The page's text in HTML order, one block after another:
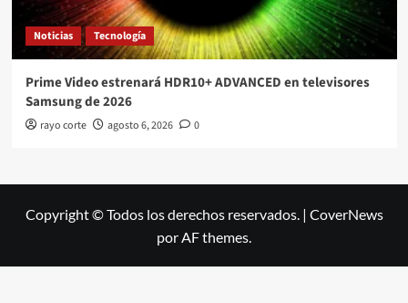
Noticias Tecnología
Prime Video estrenará HDR10+ ADVANCED en televisores
Samsung de 2026
rayo corte agosto 6, 2026 0
Copyright © Todos los derechos reservados. | CoverNews
por AF themes.